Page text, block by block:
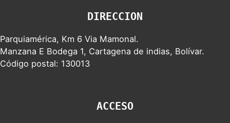
DIRECCION
Parquiamérica, Km 6 Via Mamonal.
Manzana E Bodega 1, Cartagena de indias, Bolívar.
Código postal: 130013
ACCESO